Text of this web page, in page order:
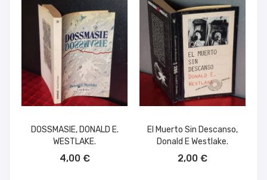
DOSSMASIE, DONALD E.
WESTLAKE.
4,00 €
El Muerto Sin Descanso,
Donald E Westlake.
2,00 €